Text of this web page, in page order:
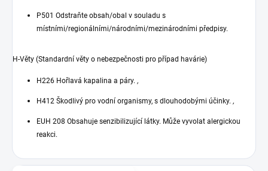
P501 Odstraňte obsah/obal v souladu s
místními/regionálními/národními/mezinárodními předpisy.
H-Věty (Standardní věty o nebezpečnosti pro případ havárie)
H226 Hořlavá kapalina a páry. ,
H412 Škodlivý pro vodní organismy, s dlouhodobými účinky. ,
EUH 208 Obsahuje senzibilizující látky. Může vyvolat alergickou
reakci.